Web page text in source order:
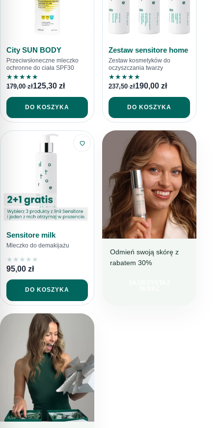
City SUN BODY
Przeciwsłoneczne mleczko
ochronne do ciała SPF30
★★★★★
179,00zł125,30 zł
DO KOSZYKA
Zestaw sensitore home
Zestaw kosmetyków do
oczyszczania twarzy
★★★★★
237,50zł190,00 zł
DO KOSZYKA
Sensitore milk
Mleczko do demakijażu
★ ★ ★ ★ ★
95,00 zł
DO KOSZYKA
NAWILŻENIE I
Odmień swoją skórę z
rabatem 30%